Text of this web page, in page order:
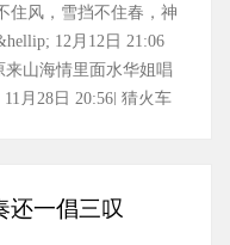
住风，雪挡不住春，神
12月12日 21:06
来山海情里面水华姐唱
月28日 20:56| 猜火车
还一倡三叹